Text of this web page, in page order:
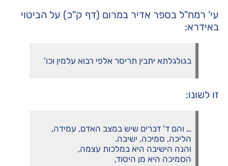
עי' רמח"ל בספר אדיר במרום (דף ק"כ) על הביטוי
באידרא:
בגולגלתא יתבין תריסר אלפי רבוא עלמין וכו'
זו לשונו:
… והם ד' דברים שיש במצב האדם, עמידה,
הליכה, סמיכה, ישיבה.
והנה הישיבה היא במלכות עצמה,
הסמיכה היא מן היסוד,